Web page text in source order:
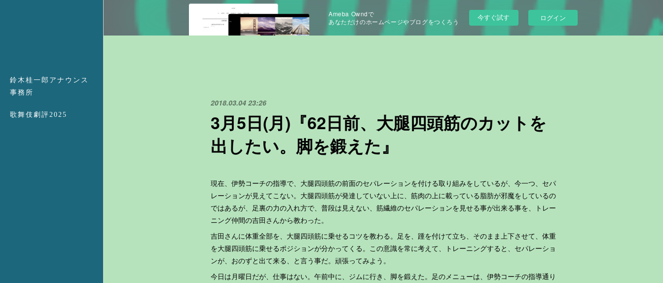
鈴木桂一郎アナウンス
事務所
歌舞伎劇評2025
Ameba Owndで
あなただけのホームページやブログをつくろう
今すぐ試す ログイン
2018.03.04 23:26
3月5日(月)『62日前、大腿四頭筋のカットを
出したい。脚を鍛えた』
現在、伊勢コーチの指導で、大腿四頭筋の前面のセパレーションを付ける取り組みをしているが、今一つ、セパ
レーションが見えてこない。大腿四頭筋が発達していない上に、筋肉の上に載っている脂肪が邪魔をしているの
ではあるが、足裏の力の入れ方で、普段は見えない、筋繊維のセパレーションを見せる事が出来る事を、トレー
ニング仲間の吉田さんから教わった。
吉田さんに体重全部を、大腿四頭筋に乗せるコツを教わる。足を、踵を付けて立ち、そのまま上下させて、体重
を大腿四頭筋に乗せるポジションが分かってくる。この意識を常に考えて、トレーニングすると、セパレーショ
ンが、おのずと出て来る、と言う事だ。頑張ってみよう。
今日は月曜日だが、仕事はない。午前中に、ジムに行き、脚を鍛えた。足のメニューは、伊勢コーチの指導通り